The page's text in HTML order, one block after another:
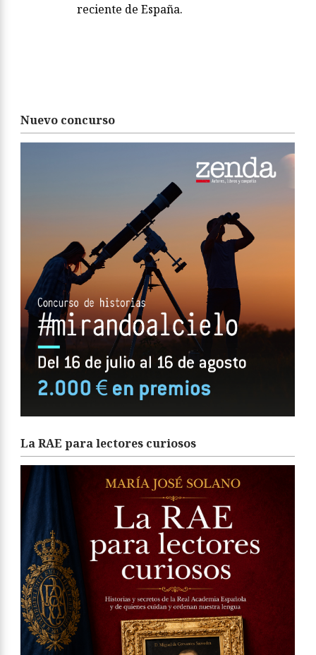
reciente de España.
Nuevo concurso
La RAE para lectores curiosos